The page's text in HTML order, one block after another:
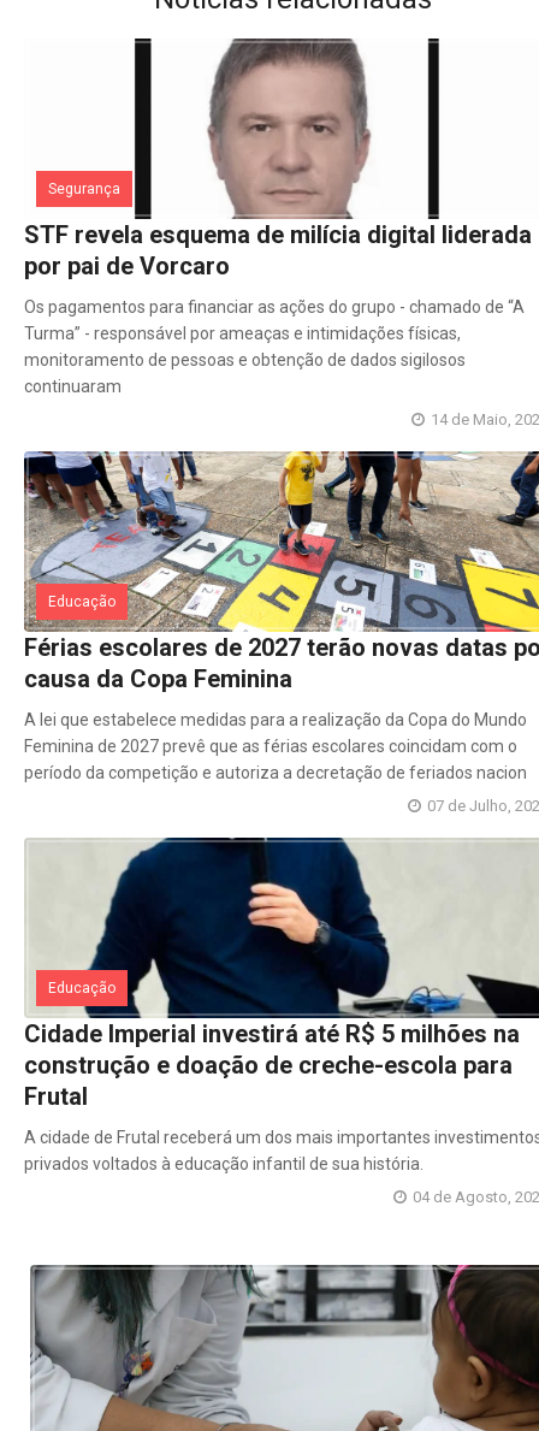
Segurança
STF revela esquema de milícia digital liderada
por pai de Vorcaro
Os pagamentos para financiar as ações do grupo - chamado de “A
Turma” - responsável por ameaças e intimidações físicas,
monitoramento de pessoas e obtenção de dados sigilosos
continuaram
14 de Maio,
Educação
Férias escolares de 2027 terão novas datas
causa da Copa Feminina
A lei que estabelece medidas para a realização da Copa do Mundo
Feminina de 2027 prevê que as férias escolares coincidam com o
período da competição e autoriza a decretação de feriados nacion
07 de Julho,
Educação
Cidade Imperial investirá até R$ 5 milhões na
construção e doação de creche-escola para
Frutal
A cidade de Frutal receberá um dos mais importantes
privados voltados à educação infantil de sua história.
04 de Agosto,